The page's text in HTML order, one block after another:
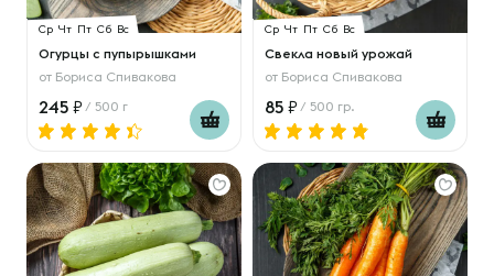
Ср Чт Пт Сб Вс
Огурцы с пупырышками
от Бориса Спивакова
245 / 500 г
Ср Чт Пт Сб Вс
Свекла новый урожай
от Бориса Спивакова
85 / 500 гр.